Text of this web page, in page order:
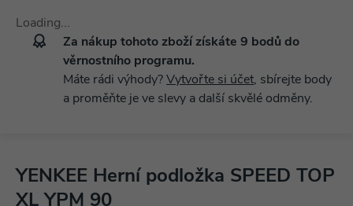
Loading...
Za nákup tohoto zboží získáte 9 bodů do
věrnostního programu.
Máte rádi výhody? Vytvořte si účet, sbírejte body
a proměňte je ve slevy a další skvělé odměny.
YENKEE Herní podložka SPEED TOP
XL YPM 90